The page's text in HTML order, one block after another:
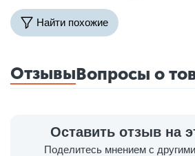
Найти похожие
ОтзывыВопросы о
Оставить отзыв на
Поделитесь мнением с